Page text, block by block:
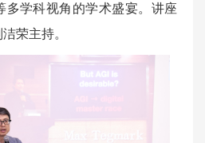
多学科视角的学术盛宴。讲座
荣主持。